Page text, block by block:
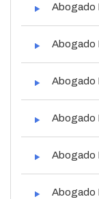
Abogado
Abogado
Abogado
Abogado
Abogado
Abogado